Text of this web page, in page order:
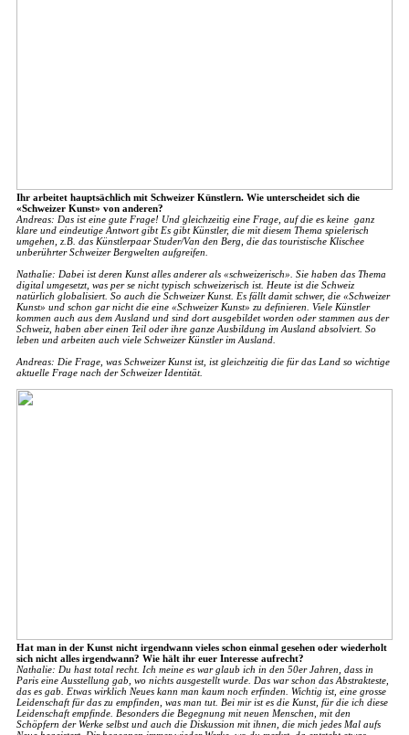
Ihr arbeitet hauptsächlich mit Schweizer Künstlern. Wie unterscheidet sich die
«Schweizer Kunst» von anderen?
Andreas: Das ist eine gute Frage! Und gleichzeitig eine Frage, auf die es keine ganz
klare und eindeutige Antwort gibt Es gibt Künstler, die mit diesem Thema spielerisch
umgehen, z.B. das Künstlerpaar Studer/Van den Berg, die das touristische Klischee
unberührter Schweizer Bergwelten aufgreifen.
Nathalie: Dabei ist deren Kunst alles anderer als «schweizerisch». Sie haben das Thema
digital umgesetzt, was per se nicht typisch schweizerisch ist. Heute ist die Schweiz
natürlich globalisiert. So auch die Schweizer Kunst. Es fällt damit schwer, die «Schweizer
Kunst» und schon gar nicht die eine «Schweizer Kunst» zu definieren. Viele Künstler
kommen auch aus dem Ausland und sind dort ausgebildet worden oder stammen aus der
Schweiz, haben aber einen Teil oder ihre ganze Ausbildung im Ausland absolviert. So
leben und arbeiten auch viele Schweizer Künstler im Ausland.
Andreas: Die Frage, was Schweizer Kunst ist, ist gleichzeitig die für das Land so wichtige
aktuelle Frage nach der Schweizer Identität.
Hat man in der Kunst nicht irgendwann vieles schon einmal gesehen oder wiederholt
sich nicht alles irgendwann? Wie hält ihr euer Interesse aufrecht?
Nathalie: Du hast total recht. Ich meine es war glaub ich in den 50er Jahren, dass in
Paris eine Ausstellung gab, wo nichts ausgestellt wurde. Das war schon das Abstrakteste,
das es gab. Etwas wirklich Neues kann man kaum noch erfinden. Wichtig ist, eine grosse
Leidenschaft für das zu empfinden, was man tut. Bei mir ist es die Kunst, für die ich diese
Leidenschaft empfinde. Besonders die Begegnung mit neuen Menschen, mit den
Schöpfern der Werke selbst und auch die Diskussion mit ihnen, die mich jedes Mal aufs